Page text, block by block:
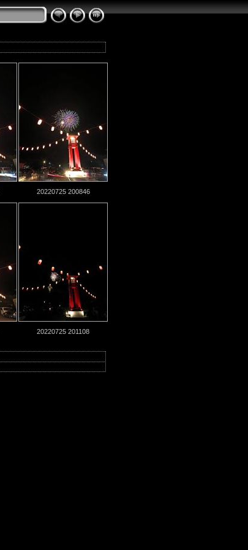
20220725 200846
20220725 201108